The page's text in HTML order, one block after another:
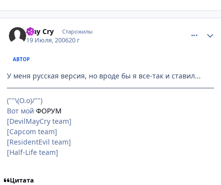
May Cry Старожилы
19 Июля, 200620 г
АВТОР
У меня русская версия, но вроде бы я все-так и ставил...
(""\(О.о)/"")
Вот мой ФОРУМ
[DevilMayCry team]
[Capcom team]
[ResidentEvil team]
[Half-Life team]
Цитата